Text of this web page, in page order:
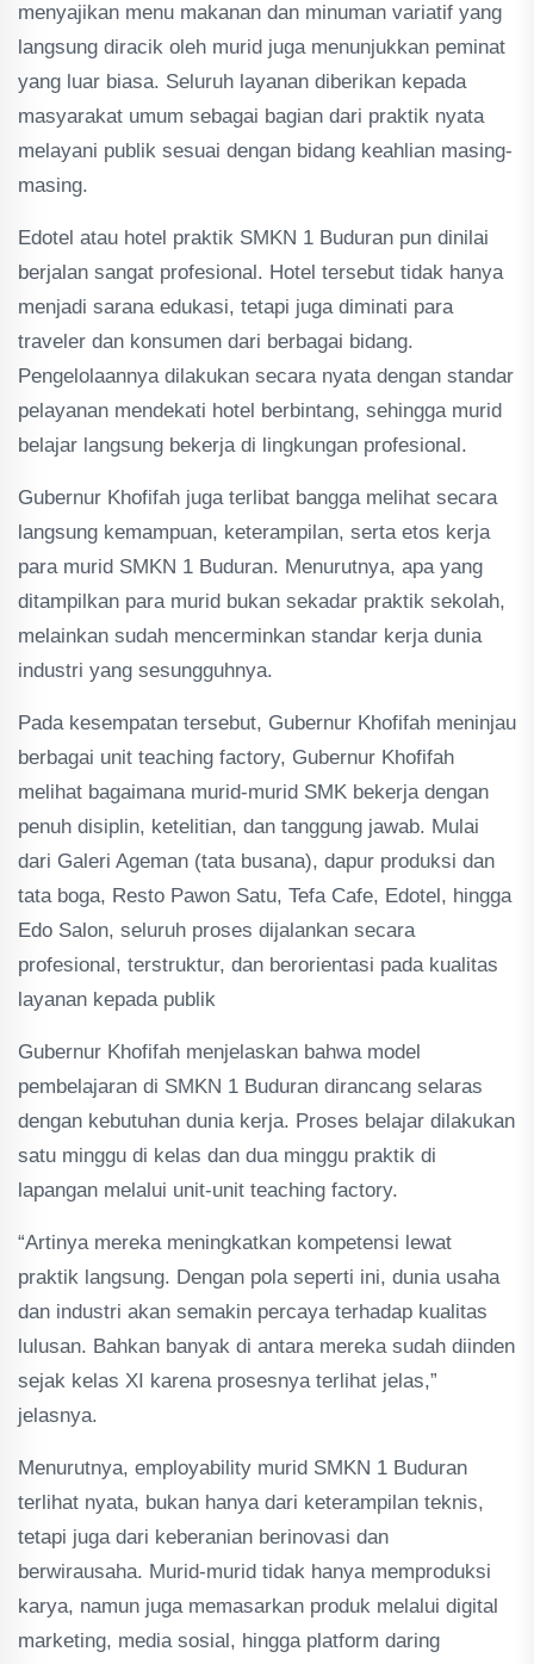
menyajikan menu makanan dan minuman variatif yang
langsung diracik oleh murid juga menunjukkan peminat
yang luar biasa. Seluruh layanan diberikan kepada
masyarakat umum sebagai bagian dari praktik nyata
melayani publik sesuai dengan bidang keahlian masing-
masing.
Edotel atau hotel praktik SMKN 1 Buduran pun dinilai
berjalan sangat profesional. Hotel tersebut tidak hanya
menjadi sarana edukasi, tetapi juga diminati para
traveler dan konsumen dari berbagai bidang.
Pengelolaannya dilakukan secara nyata dengan standar
pelayanan mendekati hotel berbintang, sehingga murid
belajar langsung bekerja di lingkungan profesional.
Gubernur Khofifah juga terlibat bangga melihat secara
langsung kemampuan, keterampilan, serta etos kerja
para murid SMKN 1 Buduran. Menurutnya, apa yang
ditampilkan para murid bukan sekadar praktik sekolah,
melainkan sudah mencerminkan standar kerja dunia
industri yang sesungguhnya.
Pada kesempatan tersebut, Gubernur Khofifah meninjau
berbagai unit teaching factory, Gubernur Khofifah
melihat bagaimana murid-murid SMK bekerja dengan
penuh disiplin, ketelitian, dan tanggung jawab. Mulai
dari Galeri Ageman (tata busana), dapur produksi dan
tata boga, Resto Pawon Satu, Tefa Cafe, Edotel, hingga
Edo Salon, seluruh proses dijalankan secara
profesional, terstruktur, dan berorientasi pada kualitas
layanan kepada publik
Gubernur Khofifah menjelaskan bahwa model
pembelajaran di SMKN 1 Buduran dirancang selaras
dengan kebutuhan dunia kerja. Proses belajar dilakukan
satu minggu di kelas dan dua minggu praktik di
lapangan melalui unit-unit teaching factory.
“Artinya mereka meningkatkan kompetensi lewat
praktik langsung. Dengan pola seperti ini, dunia usaha
dan industri akan semakin percaya terhadap kualitas
lulusan. Bahkan banyak di antara mereka sudah diinden
sejak kelas XI karena prosesnya terlihat jelas,”
jelasnya.
Menurutnya, employability murid SMKN 1 Buduran
terlihat nyata, bukan hanya dari keterampilan teknis,
tetapi juga dari keberanian berinovasi dan
berwirausaha. Murid-murid tidak hanya memproduksi
karya, namun juga memasarkan produk melalui digital
marketing, media sosial, hingga platform daring